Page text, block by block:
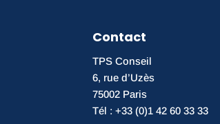
Contact
TPS Conseil
6, rue d’Uzès
75002 Paris
Tél : +33 (0)1 42 60 33 33